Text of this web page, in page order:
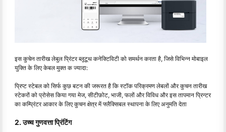
इस कुचेन तारीख लेबुल प्रिंटर ब्लूटूथ कनेक्टिविटी को समर्थन करता है, जिसे विभिन्न मोबाइल
युक्ति के लिए केबल मुक्त क ज्यादा:
प्रिप्ट स्टेबल को सिर्फ कुछ बटन की जरूरत है कि स्टॉक परिक्रमण लेबलों और कुचन तारीख
स्टेकरों को प्रोसेस किया गया मेज, सीटीफ़ोट, भाजी, फलों और विविध और इस तापमान प्रिन्टर
का कम्प्रिंटर आकार के लिए कुचन क्षेत्र में फ्लैक्सिबल स्थापना के लिए अनुमति देता
2. उच्च गुणवत्ता प्रिंटिंग